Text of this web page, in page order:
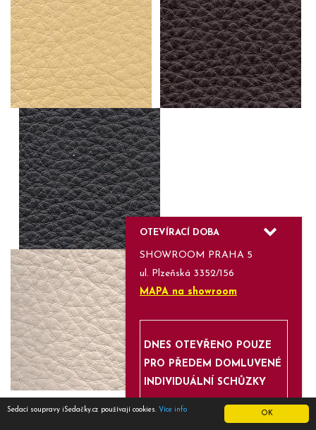
OK
Sedací soupravy iSedačky.cz používají cookies. Více info
OTEVÍRACÍ DOBA
SHOWROOM PRAHA 5
ul. Plzeňská 3352/156
MAPA na showroom
DNES OTEVŘENO POUZE
PRO PŘEDEM DOMLUVENÉ
INDIVIDUÁLNÍ SCHŮZKY